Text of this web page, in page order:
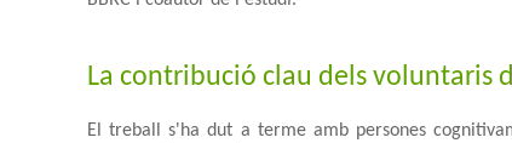
La contribució clau dels voluntaris
El treball s'ha dut a terme amb persones